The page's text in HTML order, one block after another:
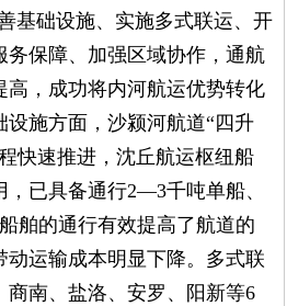
基础设施、实施多式联运、开
务保障、加强区域协作，通航
高，成功将内河航运优势转化
设施方面，沙颍河航道“四升
快速推进，沈丘航运枢纽船
已具备通行2—3千吨单船、
舶的通行有效提高了航道的
动运输成本明显下降。多式联
商南、盐洛、安罗、阳新等6